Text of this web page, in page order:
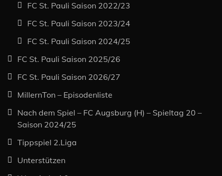
FC St. Pauli Saison 2022/23
FC St. Pauli Saison 2023/24
FC St. Pauli Saison 2024/25
FC St. Pauli Saison 2025/26
FC St. Pauli Saison 2026/27
MillernTon – Episodenliste
Nach dem Spiel – FC Augsburg (H) – Spieltag 20 –
Saison 2024/25
Tippspiel 2.Liga
Unterstützen